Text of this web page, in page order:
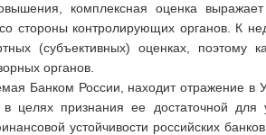
комплексная оценка
стороны контролирующих органов. К
(субъективных) оценках, поэтому
органов.
Банком России, находит отражение
в целях признания ее достаточной для
устойчивости российских